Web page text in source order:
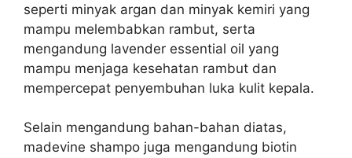
seperti minyak argan dan minyak kemiri yang
mampu melembabkan rambut, serta
mengandung lavender essential oil yang
mampu menjaga kesehatan rambut dan
mempercepat penyembuhan luka kulit kepala.
Selain mengandung bahan-bahan diatas,
madevine shampo juga mengandung biotin